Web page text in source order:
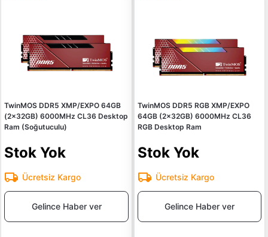
TwinMOS DDR5 XMP/EXPO 64GB
(2x32GB) 6000MHz CL36 Desktop
Ram (Soğutuculu)
Stok Yok
Ücretsiz Kargo
Gelince Haber ver
TwinMOS DDR5 RGB XMP/EXPO
64GB (2x32GB) 6000MHz CL36
RGB Desktop Ram
Stok Yok
Ücretsiz Kargo
Gelince Haber ver